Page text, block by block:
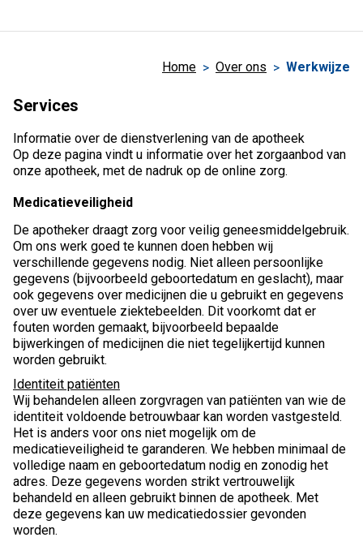
Home Over ons Werkwijze
Services
Informatie over de dienstverlening van de apotheek
Op deze pagina vindt u informatie over het zorgaanbod van
onze apotheek, met de nadruk op de online zorg.
Medicatieveiligheid
De apotheker draagt zorg voor veilig geneesmiddelgebruik.
Om ons werk goed te kunnen doen hebben wij
verschillende gegevens nodig. Niet alleen persoonlijke
gegevens (bijvoorbeeld geboortedatum en geslacht), maar
ook gegevens over medicijnen die u gebruikt en gegevens
over uw eventuele ziektebeelden. Dit voorkomt dat er
fouten worden gemaakt, bijvoorbeeld bepaalde
bijwerkingen of medicijnen die niet tegelijkertijd kunnen
worden gebruikt.
Identiteit patiënten
Wij behandelen alleen zorgvragen van patiënten van wie de
identiteit voldoende betrouwbaar kan worden vastgesteld.
Het is anders voor ons niet mogelijk om de
medicatieveiligheid te garanderen. We hebben minimaal de
volledige naam en geboortedatum nodig en zonodig het
adres. Deze gegevens worden strikt vertrouwelijk
behandeld en alleen gebruikt binnen de apotheek. Met
deze gegevens kan uw medicatiedossier gevonden
worden.